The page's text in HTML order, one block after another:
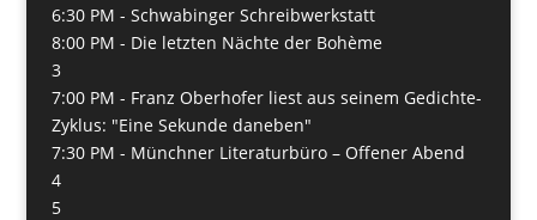
6:30 PM - Schwabinger Schreibwerkstatt
8:00 PM - Die letzten Nächte der Bohème
3
7:00 PM - Franz Oberhofer liest aus seinem Gedichte-
Zyklus: "Eine Sekunde daneben"
7:30 PM - Münchner Literaturbüro – Offener Abend
4
5